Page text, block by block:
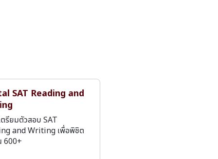
SAT Reading and
รียมตัวสอบ SAT
and Writing เพื่อพิชิต
600+